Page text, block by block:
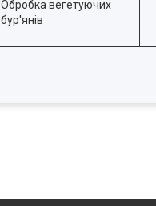
Обробка вегетуючих
бур'янів